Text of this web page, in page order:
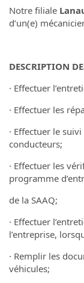
Notre filiale
d’un(e)
DESCRIPTION
· Effectuer
· Effectuer les
· Effectuer le
conducteurs;
· Effectuer les
programme
de la SAAQ;
· Effectuer
l’entreprise,
· Remplir les
véhicules;